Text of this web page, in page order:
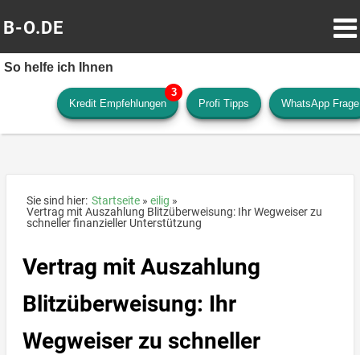
B-O.DE
So helfe ich Ihnen
Kredit Empfehlungen Profi Tipps WhatsApp Frage
Sie sind hier: Startseite
eilig
Vertrag mit Auszahlung Blitzüberweisung: Ihr Wegweiser zu
schneller finanzieller Unterstützung
Vertrag mit Auszahlung
Blitzüberweisung: Ihr
Wegweiser zu schneller